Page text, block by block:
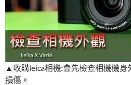
▲收購leica相機:會先檢查相機機身
損傷。